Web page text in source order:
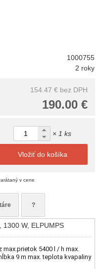
1000755
2 roky
154.47 € bez DPH
190.00 €
× 1 ks
Vložiť do košíka
v cene
?
W, ELPUMPS
max.prietok 5400 l / h max.
9 m max. teplota kvapaliny